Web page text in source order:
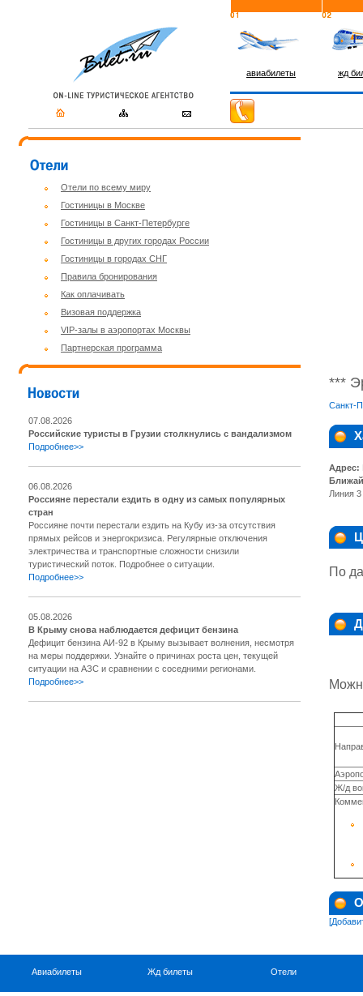
авиабилеты жд
Отели по всему миру
Гостиницы в Москве
Гостиницы в Санкт-Петербурге
Гостиницы в других городах России
Гостиницы в городах СНГ
Правила бронирования
Как оплачивать
Визовая поддержка
VIP-залы в аэропортах Москвы
Партнерская программа
07.08.2026
Российские туристы в Грузии столкнулись с вандализмом
Подробнее>>
06.08.2026
Россияне перестали ездить в одну из самых популярных
стран
Россияне почти перестали ездить на Кубу из-за отсутствия
прямых рейсов и энергокризиса. Регулярные отключения
электричества и транспортные сложности снизили
туристический поток. Подробнее о ситуации.
Подробнее>>
05.08.2026
В Крыму снова наблюдается дефицит бензина
Дефицит бензина АИ-92 в Крыму вызывает волнения, несмотря
на меры поддержки. Узнайте о причинах роста цен, текущей
ситуации на АЗС и сравнении с соседними регионами.
Подробнее>>
***
Санкт-
Адрес:
Линия
По
Ж/д
Авиабилеты Жд билеты Отели